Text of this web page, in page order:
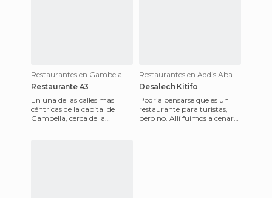
Restaurantes en Gambela
Restaurante 43
En una de las calles más
céntricas de la capital de
Gambella, cerca de la
Restaurantes en Addis Ababa
Desalech Kitifo
Podría pensarse que es un
restaurante para turistas,
pero no. Allí fuimos a cenar